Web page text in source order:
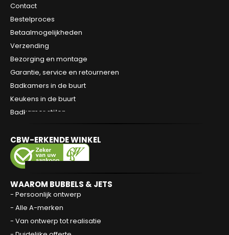
Contact
Bestelproces
Betaalmogelijkheden
Verzending
Bezorging en montage
Garantie, service en retourneren
Badkamers in de buurt
Keukens in de buurt
Badkamer stijlen
CBW-ERKENDE WINKEL
WAAROM BUBBELS & JETS
- Persoonlijk ontwerp
- Alle A-merken
- Van ontwerp tot realisatie